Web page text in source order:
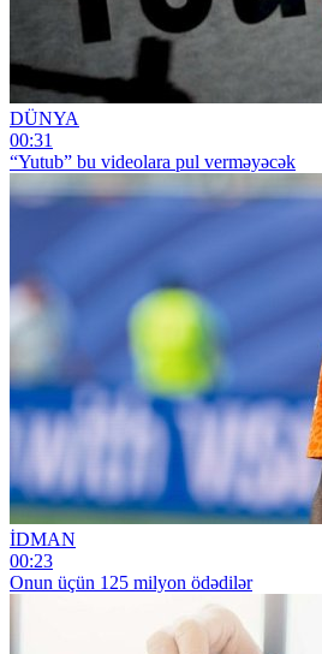
DÜNYA
00:31
“Yutub” bu videolara pul verməyəcək
İDMAN
00:23
Onun üçün 125 milyon ödədilər